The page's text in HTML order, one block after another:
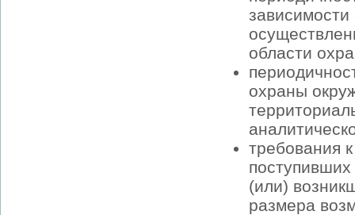
зависимости
области
охраны
требования
(или)
размера